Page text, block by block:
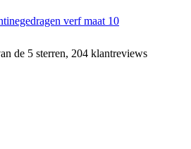
verf maat 10
de 5 sterren, 204 klantreviews